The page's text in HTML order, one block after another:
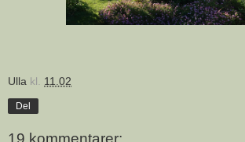
Ulla kl. 11.02
Del